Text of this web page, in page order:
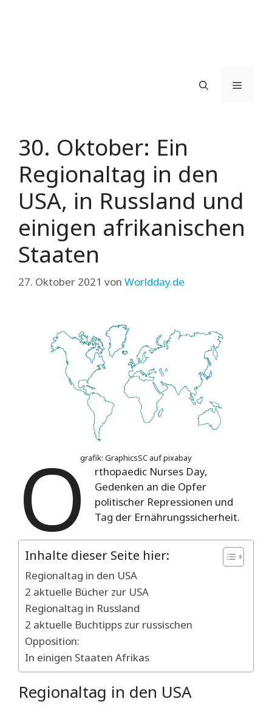
Menü
30. Oktober: Ein
Regionaltag in den
USA, in Russland und
einigen afrikanischen
Staaten
27. Oktober 2021 von Worldday.de
grafik: GraphicsSC auf pixabay
O
rthopaedic Nurses Day,
Gedenken an die Opfer
politischer Repressionen und
Tag der Ernährungssicherheit.
Inhalte dieser Seite hier:
Regionaltag in den USA
2 aktuelle Bücher zur USA
Regionaltag in Russland
2 aktuelle Buchtipps zur russischen
Opposition:
In einigen Staaten Afrikas
Regionaltag in den USA